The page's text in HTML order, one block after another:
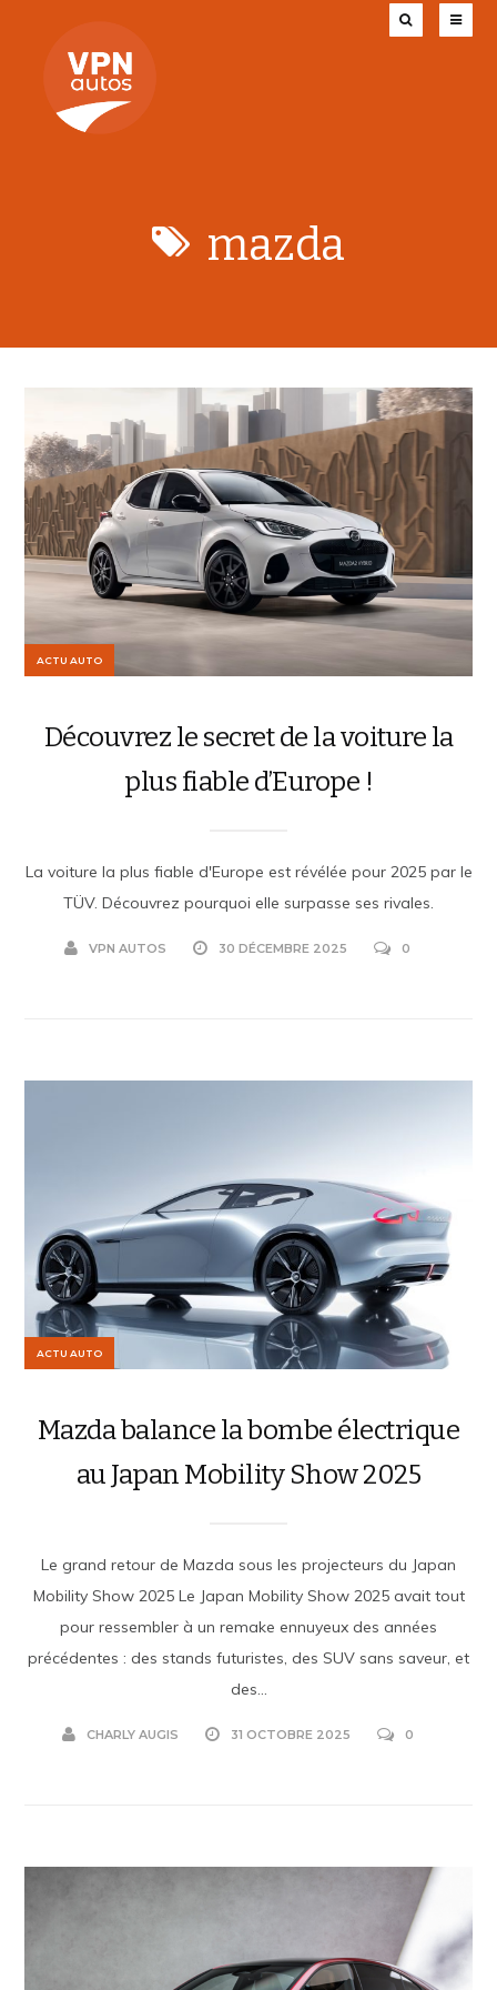
mazda
ACTU AUTO
Découvrez le secret de la voiture la
plus fiable d’Europe !
La voiture la plus fiable d'Europe est révélée pour 2025 par le
TÜV. Découvrez pourquoi elle surpasse ses rivales.
VPN AUTOS 30 DÉCEMBRE 2025 0
ACTU AUTO
Mazda balance la bombe électrique
au Japan Mobility Show 2025
Le grand retour de Mazda sous les projecteurs du Japan
Mobility Show 2025 Le Japan Mobility Show 2025 avait tout
pour ressembler à un remake ennuyeux des années
précédentes : des stands futuristes, des SUV sans saveur, et
des...
CHARLY AUGIS 31 OCTOBRE 2025 0